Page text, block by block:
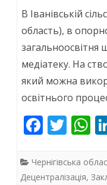
з
В Іванівській
область), в
загальноосвітня
медіатеку. На
який можна
освітнього
F
e
T
ittat
Чернігівська
Децентралізація,